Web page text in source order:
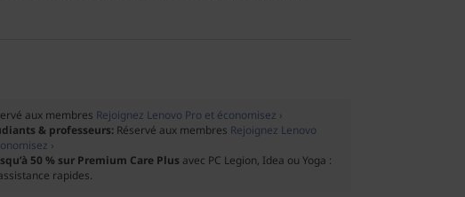
aux membres Rejoignez Lenovo Pro et économisez ›
& professeurs: Réservé aux membres Rejoignez Lenovo
›
50 % sur Premium Care Plus avec PC Legion, Idea ou Yoga :
rapides.